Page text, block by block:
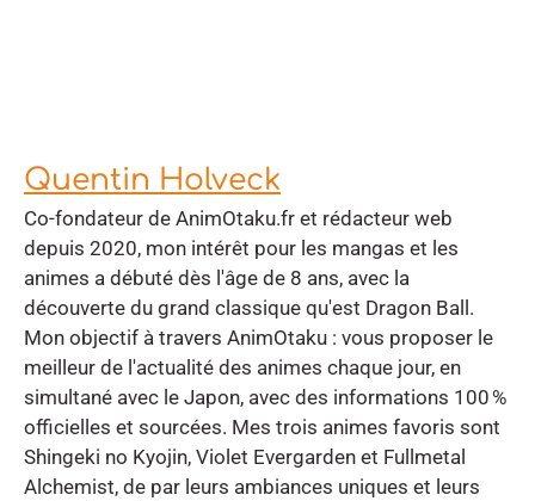
Quentin Holveck
Co-fondateur de AnimOtaku.fr et rédacteur web
depuis 2020, mon intérêt pour les mangas et les
animes a débuté dès l'âge de 8 ans, avec la
découverte du grand classique qu'est Dragon Ball.
Mon objectif à travers AnimOtaku : vous proposer le
meilleur de l'actualité des animes chaque jour, en
simultané avec le Japon, avec des informations 100 %
officielles et sourcées. Mes trois animes favoris sont
Shingeki no Kyojin, Violet Evergarden et Fullmetal
Alchemist, de par leurs ambiances uniques et leurs